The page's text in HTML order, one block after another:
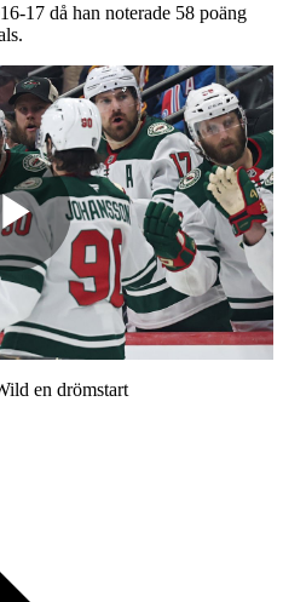
17 då han noterade 58 poäng
Play
Video
en drömstart